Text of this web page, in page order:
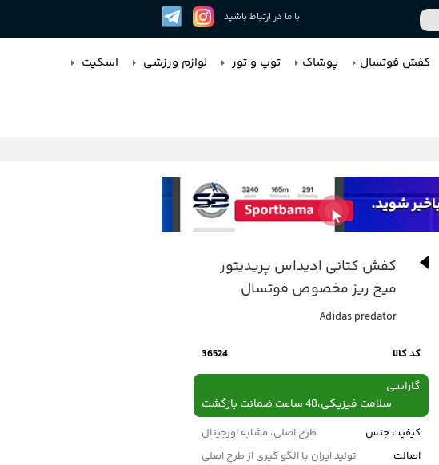
با ما در ارتباط باشید
کفش فوتسال پوشاک توپ و تور لوازم ورزشی اسکیت
کفش کتانی ادیداس پریدیتور
میخ ریز مخصوص فوتسال
Adidas predator
کد کالا 36524
گارانتی
سلامت فیزیکی،48 ساعت ضمانت بازگشت
کیفیت جنس
طرح اصلی، مشابه اورجینال
اصالت
تولید ایران با الگو گیری از طرح اصلی